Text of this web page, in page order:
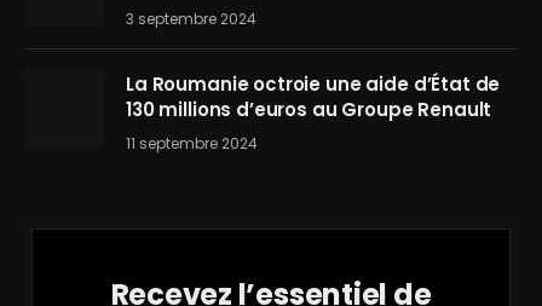
3 septembre 2024
La Roumanie octroie une aide d’État de
130 millions d’euros au Groupe Renault
11 septembre 2024
Recevez l’essentiel de